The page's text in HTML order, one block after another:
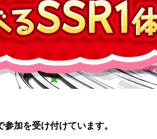
加を受け付けています。